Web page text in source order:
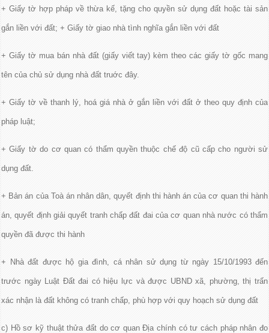
+ Giấy tờ hợp pháp về thừa kế, tặng cho quyền sử dụng đất hoặc tài sản
gắn liền với đất; + Giấy tờ giao nhà tình nghĩa gắn liền với đất
+ Giấy tờ mua bán nhà đất (giấy viết tay) kèm theo các giấy tờ gốc mang
tên của chủ sử dụng nhà đất truớc đây.
+ Giấy tờ về thanh lý, hoá giá nhà ở gắn liền với đất ở theo quy định của
pháp luật;
+ Giấy tờ do cơ quan có thẩm quyền thuộc chế độ cũ cấp cho người sử
dụng đất.
+ Bản án của Toà án nhân dân, quyết định thi hành án của cơ quan thi hành
án, quyết định giải quyết tranh chấp đất đai của cơ quan nhà nước có thẩm
quyền đã được thi hành
+ Nhà đất được hộ gia đình, cá nhân sử dụng từ ngày 15/10/1993 đến
trước ngày Luật Đất đai có hiệu lực và được UBND xã, phường, thị trấn
xác nhận là đất không có tranh chấp, phù hợp với quy hoạch sử dụng đất
c) Hồ sơ kỹ thuật thửa đất do cơ quan Địa chính có tư cách pháp nhân đo